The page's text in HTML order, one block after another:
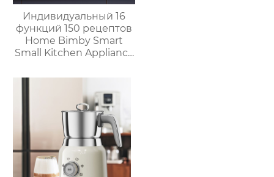
Индивидуальный 16
функций 150 рецептов
Home Bimby Smart
Small Kitchen Appliance
многофункциональный
кухонный комбайн
Термопроцессор